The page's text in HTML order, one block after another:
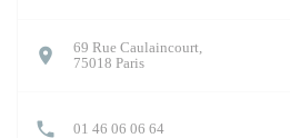
69 Rue Caulaincourt,
75018 Paris((abre numa nova janela))
01 46 06 06 64